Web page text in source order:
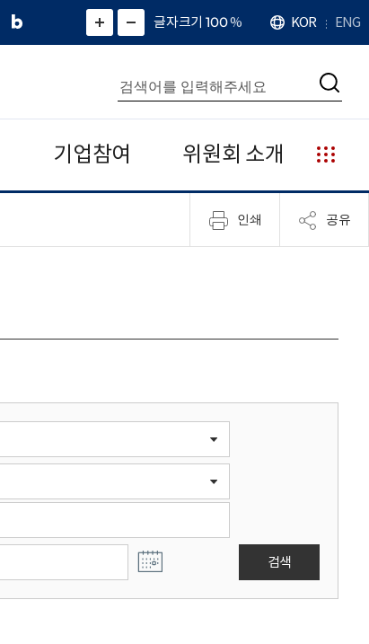
네
그
)
화
면
면
소
확
대
치
글자크기 100%
언
어
KOR ENG
통
합
검
색
검
기업참여 위원회 소개
누
리
집
안
인쇄 공유
검색